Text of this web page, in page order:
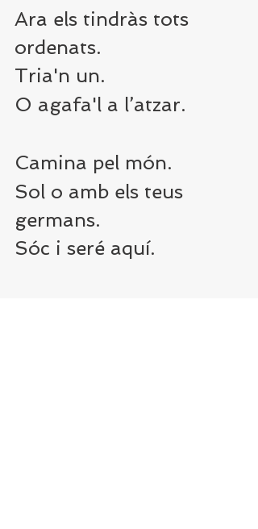
Ara els tindràs tots
ordenats.
Tria'n un.
O agafa'l a l’atzar.
Camina pel món.
Sol o amb els teus
germans.
Sóc i seré aquí.